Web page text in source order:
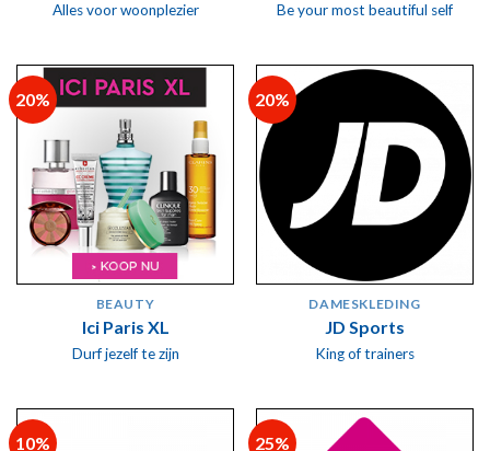
Alles voor woonplezier Be your most beautiful self
20%
BEAUTY
Ici Paris XL
Durf jezelf te zijn
20%
DAMESKLEDING
JD Sports
King of trainers
10% 25%